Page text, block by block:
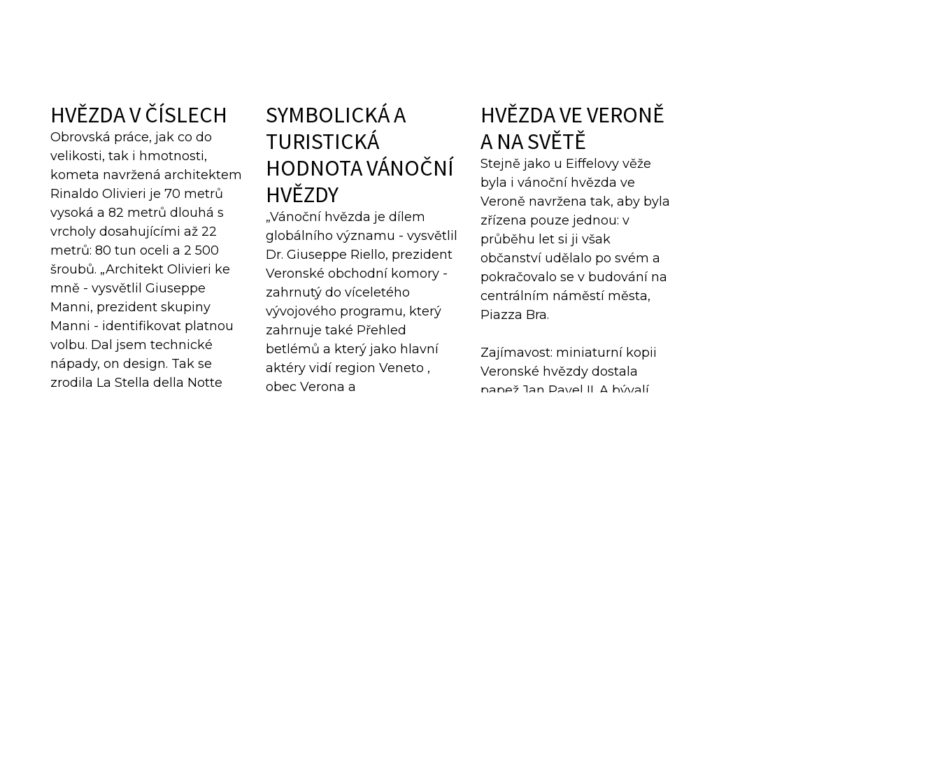
HVĚZDA V ČÍSLECH
Obrovská práce, jak co do
velikosti, tak i hmotnosti,
kometa navržená architektem
Rinaldo Olivieri je 70 metrů
vysoká a 82 metrů dlouhá s
vrcholy dosahujícími až 22
metrů: 80 tun oceli a 2 500
šroubů. „Architekt Olivieri ke
mně - vysvětlil Giuseppe
Manni, prezident skupiny
Manni - identifikovat platnou
volbu. Dal jsem technické
nápady, on design. Tak se
zrodila La Stella della Notte
SYMBOLICKÁ A
TURISTICKÁ
HODNOTA VÁNOČNÍ
HVĚZDY
„Vánoční hvězda je dílem
globálního významu - vysvětlil
Dr. Giuseppe Riello, prezident
Veronské obchodní komory -
zahrnutý do víceletého
vývojového programu, který
zahrnuje také Přehled
betlémů a který jako hlavní
aktéry vidí region Veneto ,
obec Verona a
HVĚZDA VE VERONĚ
A NA SVĚTĚ
Stejně jako u Eiffelovy věže
byla i vánoční hvězda ve
Veroně navržena tak, aby byla
zřízena pouze jednou: v
průběhu let si ji však
občanství udělalo po svém a
pokračovalo se v budování na
centrálním náměstí města,
Piazza Bra.
Zajímavost: miniaturní kopii
Veronské hvězdy dostala
papež Jan Pavel II. A bývalí